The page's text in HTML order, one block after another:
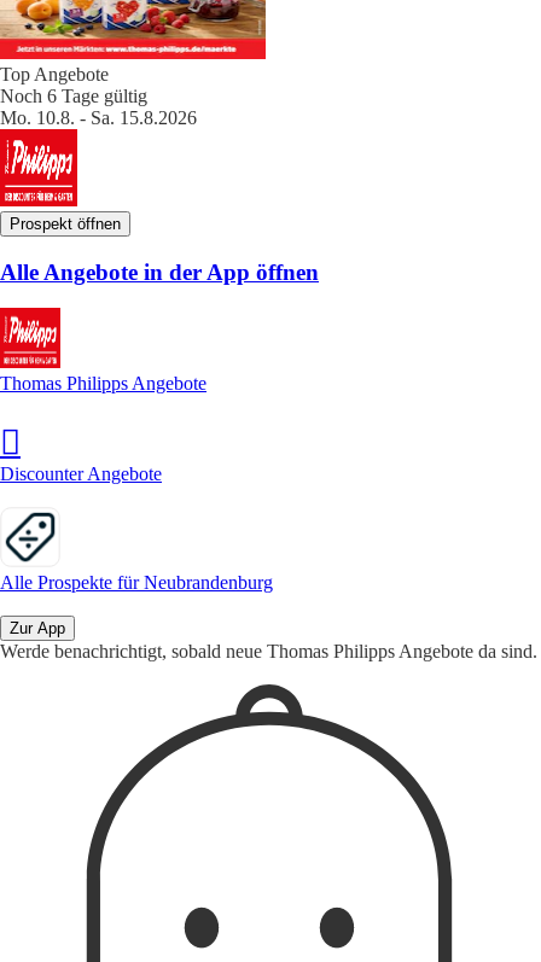
Top Angebote
Noch 6 Tage gültig
Mo. 10.8. - Sa. 15.8.2026
Prospekt öffnen
Alle Angebote in der App öffnen
Thomas Philipps Angebote
Discounter Angebote
Alle Prospekte für Neubrandenburg
Zur App
Werde benachrichtigt, sobald neue Thomas Philipps Angebote da sind.